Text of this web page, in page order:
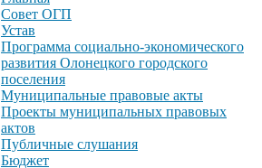
Совет ОГП
Устав
Программа социально-экономического
развития Олонецкого городского
поселения
Муниципальные правовые акты
Проекты муниципальных правовых
актов
Публичные слушания
Бюджет